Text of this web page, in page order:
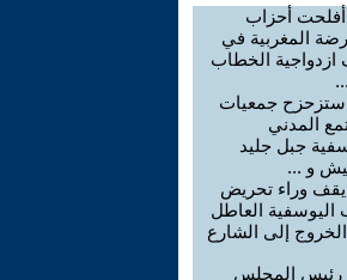
أحزاب
المغربية في
الخطاب
جمعيات
المدني
جبل جليد
و ...
وراء تحريض
اليوسفية العاطل
إلى الشارع
رئيس المجلس